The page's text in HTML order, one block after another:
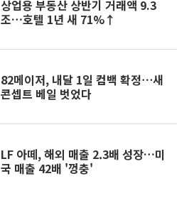
상업용 부동산 상반기 거래액 9.3
조…호텔 1년 새 71%↑
82메이저, 내달 1일 컴백 확정⋯새
콘셉트 베일 벗었다
LF 아떼, 해외 매출 2.3배 성장…미
국 매출 42배 '껑충'